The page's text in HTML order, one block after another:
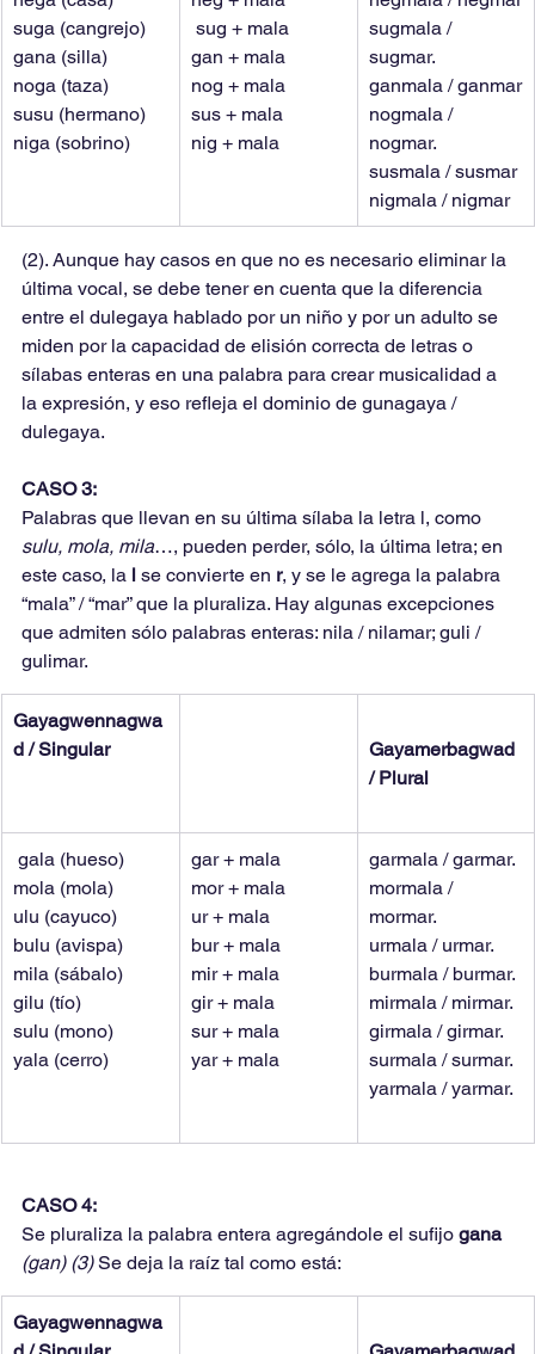
suga (cangrejo)
gana (silla)
noga (taza)
susu (hermano)
niga (sobrino)
sug + mala
gan + mala
nog + mala
sus + mala
nig + mala
sugmala /
sugmar.
ganmala / ganmar
nogmala /
nogmar.
susmala / susmar
nigmala / nigmar
(2). Aunque hay casos en que no es necesario eliminar la
última vocal, se debe tener en cuenta que la diferencia
entre el dulegaya hablado por un niño y por un adulto se
miden por la capacidad de elisión correcta de letras o
sílabas enteras en una palabra para crear musicalidad a
la expresión, y eso refleja el dominio de gunagaya /
dulegaya.
CASO 3:
Palabras que llevan en su última sílaba la letra l, como
sulu, mola, mila…, pueden perder, sólo, la última letra; en
este caso, la l se convierte en r, y se le agrega la palabra
“mala” / “mar” que la pluraliza. Hay algunas excepciones
que admiten sólo palabras enteras: nila / nilamar; guli /
gulimar.
Gayagwennagwa
d / Singular
Gayamerbagwad
/ Plural
gala (hueso)
mola (mola)
ulu (cayuco)
bulu (avispa)
mila (sábalo)
gilu (tío)
sulu (mono)
yala (cerro)
gar + mala
mor + mala
ur + mala
bur + mala
mir + mala
gir + mala
sur + mala
yar + mala
garmala / garmar.
mormala /
mormar.
urmala / urmar.
burmala / burmar.
mirmala / mirmar.
girmala / girmar.
surmala / surmar.
yarmala / yarmar.
CASO 4:
Se pluraliza la palabra entera agregándole el sufijo gana
(gan) (3) Se deja la raíz tal como está:
Gayagwennagwa